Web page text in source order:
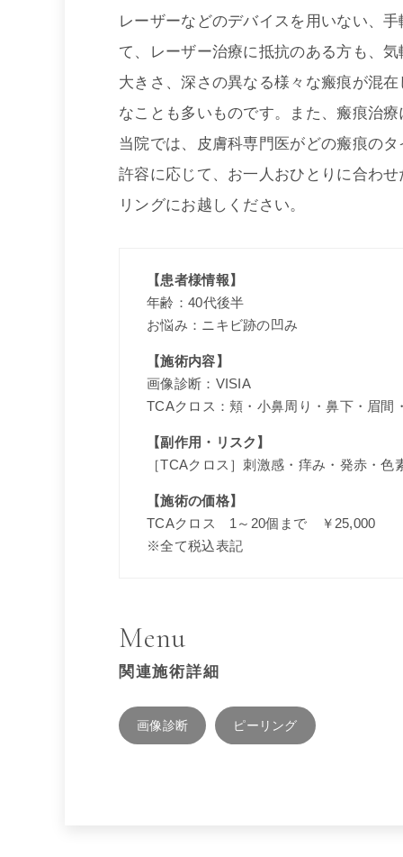
レーザーなどのデバイスを用いない、
て、レーザー治療に抵抗のある方も、
大きさ、深さの異なる様々な瘢痕が混
なことも多いものです。また、瘢痕治
当院では、皮膚科専門医がどの瘢痕の
許容に応じて、お一人おひとりに合わ
リングにお越しください。
【患者様情報】
年齢：40代後半
お悩み：ニキビ跡の凹み
【施術内容】
画像診断：VISIA
TCAクロス：頬・小鼻周り・鼻下・眉間
【副作用・リスク】
［TCAクロス］刺激感・痒み・発赤・色
【施術の価格】
TCAクロス 1～20個まで ￥25,000
※全て税込表記
Menu
関連施術詳細
画像診断 ピーリング